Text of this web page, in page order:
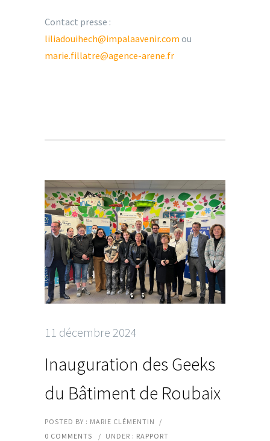
Contact presse :
liliadouihech@impalaavenir.com ou
marie.fillatre@agence-arene.fr
11 décembre 2024
Inauguration des Geeks
du Bâtiment de Roubaix
POSTED BY : MARIE CLÉMENTIN
/
0 COMMENTS
/ UNDER : RAPPORT